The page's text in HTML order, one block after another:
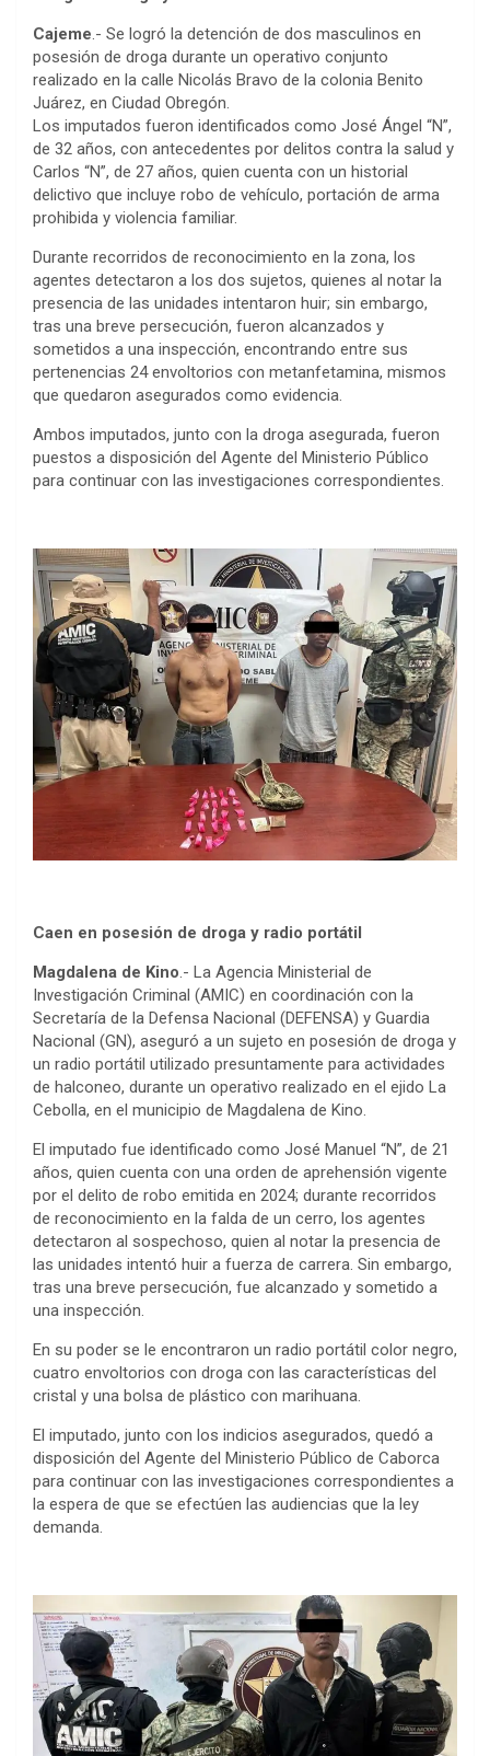
Cajeme.- Se logró la detención de dos masculinos en
posesión de droga durante un operativo conjunto
realizado en la calle Nicolás Bravo de la colonia Benito
Juárez, en Ciudad Obregón.
Los imputados fueron identificados como José Ángel “N”,
de 32 años, con antecedentes por delitos contra la salud y
Carlos “N”, de 27 años, quien cuenta con un historial
delictivo que incluye robo de vehículo, portación de arma
prohibida y violencia familiar.
Durante recorridos de reconocimiento en la zona, los
agentes detectaron a los dos sujetos, quienes al notar la
presencia de las unidades intentaron huir; sin embargo,
tras una breve persecución, fueron alcanzados y
sometidos a una inspección, encontrando entre sus
pertenencias 24 envoltorios con metanfetamina, mismos
que quedaron asegurados como evidencia.
Ambos imputados, junto con la droga asegurada, fueron
puestos a disposición del Agente del Ministerio Público
para continuar con las investigaciones correspondientes.
Caen en posesión de droga y radio portátil
Magdalena de Kino .- La Agencia Ministerial de
Investigación Criminal (AMIC) en coordinación con la
Secretaría de la Defensa Nacional (DEFENSA) y Guardia
Nacional (GN), aseguró a un sujeto en posesión de droga y
un radio portátil utilizado presuntamente para actividades
de halconeo, durante un operativo realizado en el ejido La
Cebolla, en el municipio de Magdalena de Kino.
El imputado fue identificado como José Manuel “N”, de 21
años, quien cuenta con una orden de aprehensión vigente
por el delito de robo emitida en 2024; durante recorridos
de reconocimiento en la falda de un cerro, los agentes
detectaron al sospechoso, quien al notar la presencia de
las unidades intentó huir a fuerza de carrera. Sin embargo,
tras una breve persecución, fue alcanzado y sometido a
una inspección.
En su poder se le encontraron un radio portátil color negro,
cuatro envoltorios con droga con las características del
cristal y una bolsa de plástico con marihuana.
El imputado, junto con los indicios asegurados, quedó a
disposición del Agente del Ministerio Público de Caborca
para continuar con las investigaciones correspondientes a
la espera de que se efectúen las audiencias que la ley
demanda.